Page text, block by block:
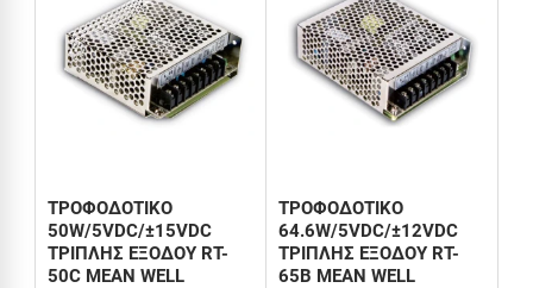
ΤΡΟΦΟΔΟΤΙΚΟ
50W/5VDC/±15VDC
ΤΡΙΠΛΗΣ ΕΞΟΔΟΥ RT-
50C MEAN WELL
ΤΡΟΦΟΔΟΤΙΚΟ
64.6W/5VDC/±12VDC
ΤΡΙΠΛΗΣ ΕΞΟΔΟΥ RT-
65B MEAN WELL